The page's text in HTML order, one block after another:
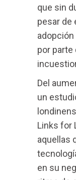
que sin
pesar de
por parte
Del
un
Links for
aquellas
en su